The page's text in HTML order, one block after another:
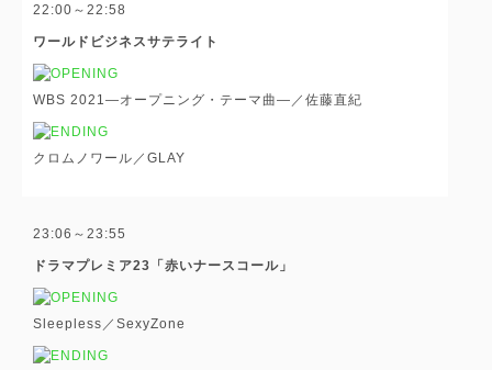
22:00～22:58
ワールドビジネスサテライト
WBS 2021―オープニング・テーマ曲―／佐藤直紀
クロムノワール／GLAY
23:06～23:55
ドラマプレミア23「赤いナースコール」
Sleepless／SexyZone